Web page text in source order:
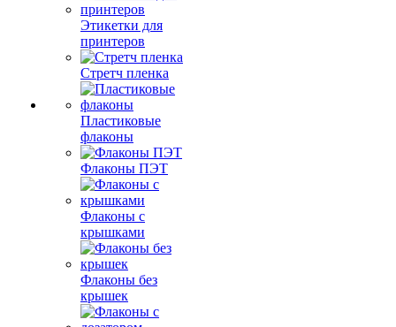
Этикетки для
принтеров
Стретч пленка
Пластиковые
флаконы
Флаконы ПЭТ
Флаконы с
крышками
Флаконы без
крышек